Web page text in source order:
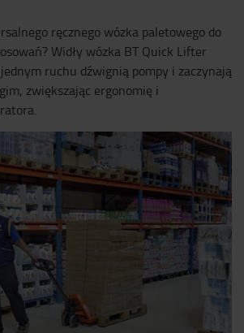
ręcznego wózka paletowego do
Widły wózka BT Quick Lifter
ruchu dźwignią pompy i zaczynają
zwiększając ergonomię i